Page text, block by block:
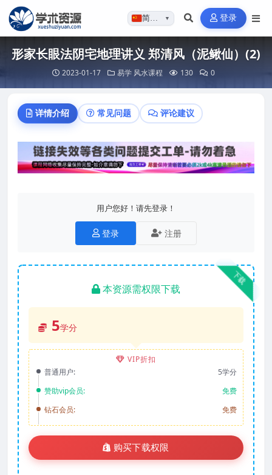
简体…▼ 登录
形家长眼法阴宅地理讲义 郑清风（泥鳅仙）(2)
2023-01-17 易学 风水课程 130 0
详情介绍 常见问题 评论建议
用户您好！请先登录！
登录 注册
下载
本资源需权限下载
5学分
VIP折扣
普通用户:
5学分
赞助vip会员:
免费
钻石会员:
免费
购买下载权限